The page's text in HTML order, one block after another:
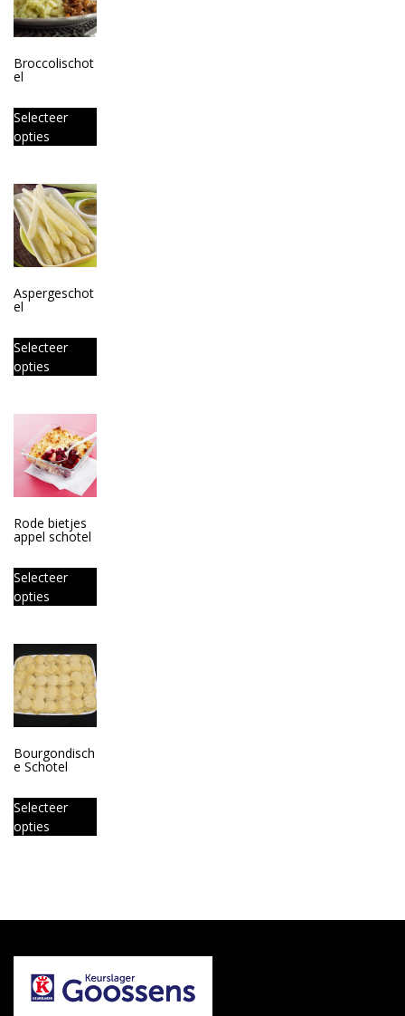
Broccolischot
el
Selecteer
opties
Aspergeschot
el
Selecteer
opties
Rode bietjes
appel schotel
Selecteer
opties
Bourgondisch
e Schotel
Selecteer
opties